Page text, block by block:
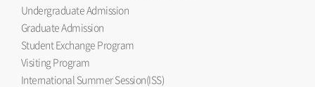
Undergraduate Admission
Graduate Admission
Student Exchange Program
Visiting Program
International Summer Session(ISS)